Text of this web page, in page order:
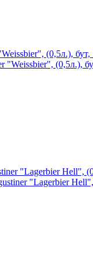
(0,5л.), бут,
"Lagerbier Hell",